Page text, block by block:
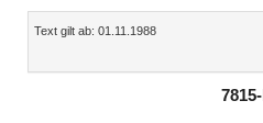
Inhalt
Text gilt ab: 01.11.1988